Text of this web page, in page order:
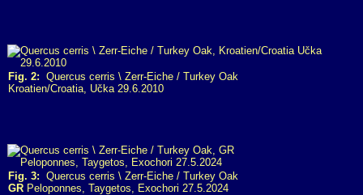
Fig. 2: Quercus cerris \ Zerr-Eiche / Turkey Oak
Kroatien/Croatia, Učka 29.6.2010
Fig. 3: Quercus cerris \ Zerr-Eiche / Turkey Oak
GR Peloponnes, Taygetos, Exochori 27.5.2024